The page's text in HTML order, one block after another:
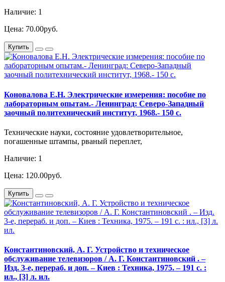
Наличие: 1
Цена: 70.00руб.
Купить
Коновалова Е.Н. Электрические измерения: пособие по
лабораторным опытам.- Ленинград: Северо-Западный
заочный политехнический институт, 1968.- 150 с.
Технические науки, состояние удовлетворительное,
погашенные штампы, рваный переплет,
Наличие: 1
Цена: 120.00руб.
Купить
Константиновский, А. Г. Устройство и техническое
обслуживание телевизоров / А. Г. Константиновский . –
Изд. 3-е, перераб. и доп. – Киев : Техника, 1975. – 191 с. :
ил., [3] л. ил.